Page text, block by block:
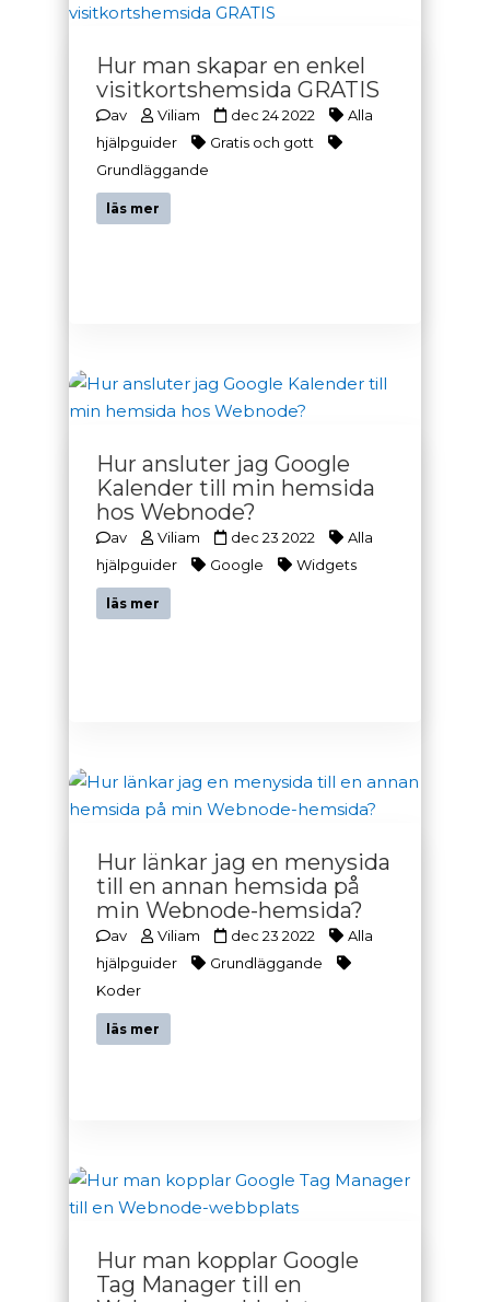
Hur man skapar en enkel
visitkortshemsida GRATIS
av Viliam dec 24 2022
Alla
hjälpguider
Gratis och gott
Grundläggande
läs mer
Hur ansluter jag Google
Kalender till min hemsida
hos Webnode?
av Viliam dec 23 2022
Alla
hjälpguider
Google Widgets
läs mer
Hur länkar jag en menysida
till en annan hemsida på
min Webnode-hemsida?
av Viliam dec 23 2022
Alla
hjälpguider
Grundläggande
Koder
läs mer
Hur man kopplar Google
Tag Manager till en